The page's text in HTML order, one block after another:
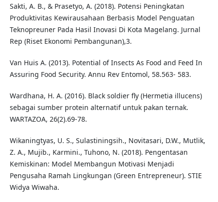
Sakti, A. B., & Prasetyo, A. (2018). Potensi Peningkatan
Produktivitas Kewirausahaan Berbasis Model Penguatan
Teknopreuner Pada Hasil Inovasi Di Kota Magelang. Jurnal
Rep (Riset Ekonomi Pembangunan),3.
Van Huis A. (2013). Potential of Insects As Food and Feed In
Assuring Food Security. Annu Rev Entomol, 58.563- 583.
Wardhana, H. A. (2016). Black soldier fly (Hermetia illucens)
sebagai sumber protein alternatif untuk pakan ternak.
WARTAZOA, 26(2).69-78.
Wikaningtyas, U. S., Sulastiningsih., Novitasari, D.W., Mutlik,
Z. A., Mujib., Karmini., Tuhono, N. (2018). Pengentasan
Kemiskinan: Model Membangun Motivasi Menjadi
Pengusaha Ramah Lingkungan (Green Entrepreneur). STIE
Widya Wiwaha.